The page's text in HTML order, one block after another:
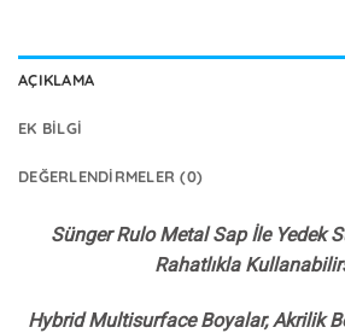
AÇIKLAMA
EK BILGI
DEĞERLENDIRMELER (0)
Sünger Rulo Metal Sap İle Yedek
Rahatlıkla
Hybrid Multisurface Boyalar, Akrilik